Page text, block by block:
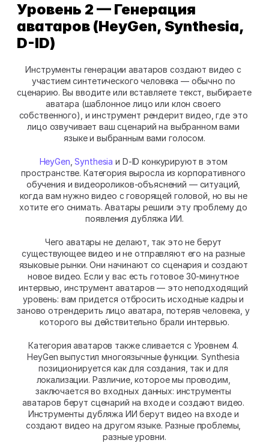
Уровень 2 — Генерация
аватаров (HeyGen, Synthesia,
D-ID)
Инструменты генерации аватаров создают видео с
участием синтетического человека — обычно по
сценарию. Вы вводите или вставляете текст, выбираете
аватара (шаблонное лицо или клон своего
собственного), и инструмент рендерит видео, где это
лицо озвучивает ваш сценарий на выбранном вами
языке и выбранным вами голосом.
HeyGen , Synthesia и D-ID конкурируют в этом
пространстве. Категория выросла из корпоративного
обучения и видеороликов-объяснений — ситуаций,
когда вам нужно видео с говорящей головой, но вы не
хотите его снимать. Аватары решили эту проблему до
появления дубляжа ИИ.
Чего аватары не делают, так это не берут
существующее видео и не отправляют его на разные
языковые рынки. Они начинают со сценария и создают
новое видео. Если у вас есть готовое 30-минутное
интервью, инструмент аватаров — это неподходящий
уровень: вам придется отбросить исходные кадры и
заново отрендерить лицо аватара, потеряв человека, у
которого вы действительно брали интервью.
Категория аватаров также сливается с Уровнем 4.
HeyGen выпустил многоязычные функции. Synthesia
позиционируется как для создания, так и для
локализации. Различие, которое мы проводим,
заключается во входных данных: инструменты
аватаров берут сценарий на входе и создают видео.
Инструменты дубляжа ИИ берут видео на входе и
создают видео на другом языке. Разные проблемы,
разные уровни.